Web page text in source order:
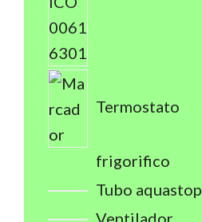
Termostato
frigorifico
Tubo aquastop
Ventilador